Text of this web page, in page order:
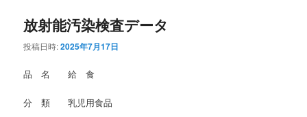
放射能汚染検査データ
投稿日時:2025年7月17日
品 名 給 食
分 類 乳児用食品